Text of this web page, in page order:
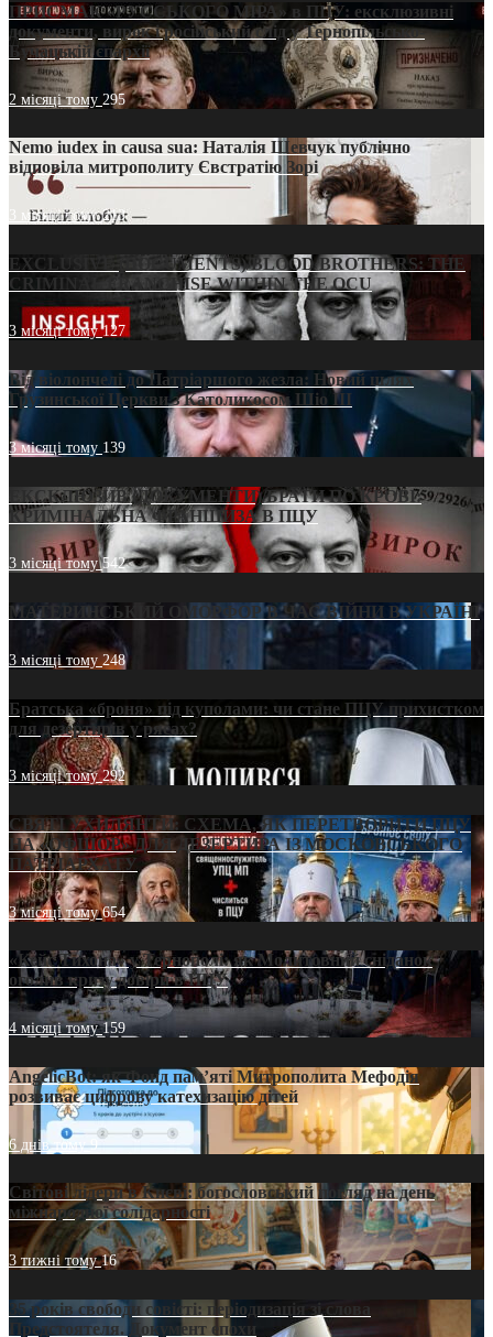
ПРИСМАК «РУССЬКОГО МІРА» в ПЦУ: ексклюзивні
документи, вирок і російський слід у Тернопільсько-
Бучацькій єпархії
2 місяці тому 295
Nemo iudex in causa sua: Наталія Шевчук публічно
відповіла митрополиту Євстратію Зорі
3 місяці тому213
EXCLUSIVE (DOCUMENTS)/BLOOD BROTHERS: THE
CRIMINAL FRANCHISE WITHIN THE OCU
3 місяці тому127
Від віолончелі до Патріаршого жезла: Новий шлях
Грузинської Церкви з Католикосом Шіо III
3 місяці тому 139
ЕКСКЛЮЗИВ (ДОКУМЕНТИ)/БРАТИ ПО КРОВІ:
КРИМІНАЛЬНА ФРАНШИЗА В ПЦУ
3 місяці тому542
МАТЕРИНСЬКИЙ ОМОРФОР В ЧАС ВІЙНИ В УКРАЇНІ
3 місяці тому248
Братська «броня» під куполами: чи стане ПЦУ прихистком
для дезертирів у рясах?
3 місяці тому292
СВЯТІ УХИЛЯНТИ: СХЕМА, ЯК ПЕРЕТВОРИТИ ПЦУ
НА «ОФШОР» ДЛЯ ДЕЗЕРТИРА ІЗ МОСКОВСЬКОГО
ПАТРІАРХАТУ
3 місяці тому654
«Кейс Тихона» у Тернополі: як Молитовний сніданок
оголив кризу довіри в ПЦУ
4 місяці тому159
AngelicBot: як Фонд пам’яті Митрополита Мефодія
розвиває цифрову катехизацію дітей
6 днів тому9
Світові лідери в Києві: богословський погляд на день
міжнародної солідарності
3 тижні тому16
35 років свободи совісті: періодизація зі слова
Предстоятеля. Документ епохи